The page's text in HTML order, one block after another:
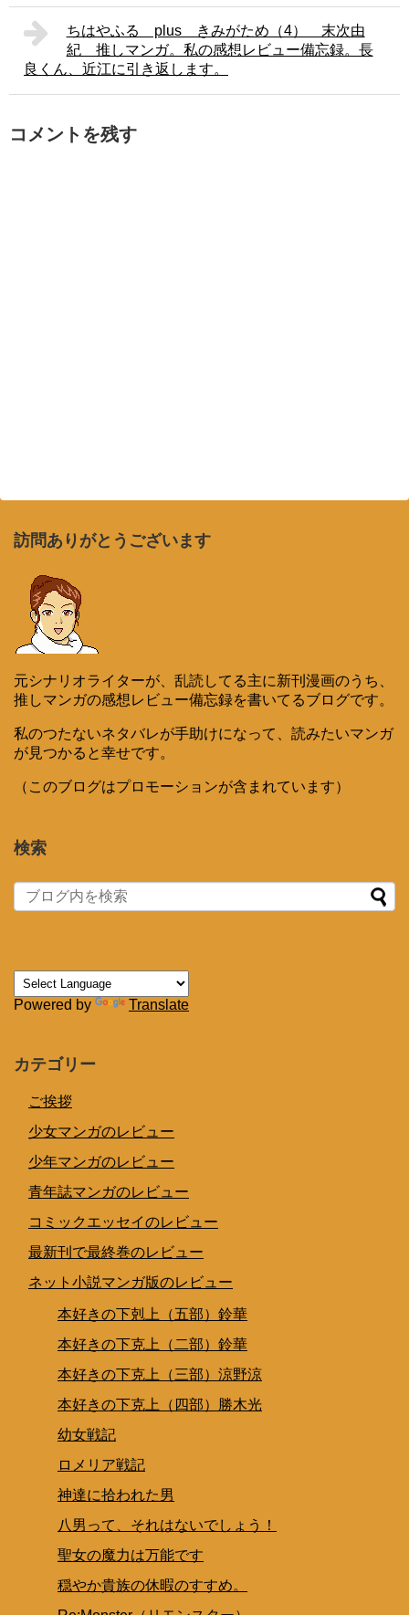
ちはやふる plus きみがため（4） 末次由
紀 推しマンガ。私の感想レビュー備忘録。長
良くん、近江に引き返します。
コメントを残す
訪問ありがとうございます
元シナリオライターが、乱読してる主に新刊漫画のうち、
推しマンガの感想レビュー備忘録を書いてるブログです。
私のつたないネタバレが手助けになって、読みたいマンガ
が見つかると幸せです。
（このブログはプロモーションが含まれています）
検索
Powered by Translate
カテゴリー
ご挨拶
少女マンガのレビュー
少年マンガのレビュー
青年誌マンガのレビュー
コミックエッセイのレビュー
最新刊で最終巻のレビュー
ネット小説マンガ版のレビュー
本好きの下剋上（五部）鈴華
本好きの下克上（二部）鈴華
本好きの下克上（三部）涼野涼
本好きの下克上（四部）勝木光
幼女戦記
ロメリア戦記
神達に拾われた男
八男って、それはないでしょう！
聖女の魔力は万能です
穏やか貴族の休暇のすすめ。